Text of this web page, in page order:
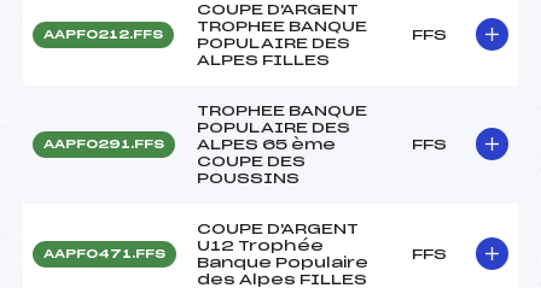
AAPF0212.FFS
COUPE D'ARGENT
TROPHEE BANQUE
POPULAIRE DES
ALPES FILLES
FFS
AAPF0291.FFS
TROPHEE BANQUE
POPULAIRE DES
ALPES 65 ème
COUPE DES
POUSSINS
FFS
AAPF0471.FFS
COUPE D'ARGENT
U12 Trophée
Banque Populaire
des Alpes FILLES
FFS